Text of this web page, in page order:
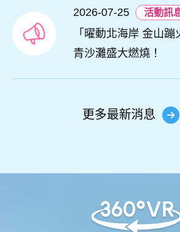
2026-07-25 活動訊
「曜動北海岸 金山
青沙灘盛大燃燒！
更多最新消息